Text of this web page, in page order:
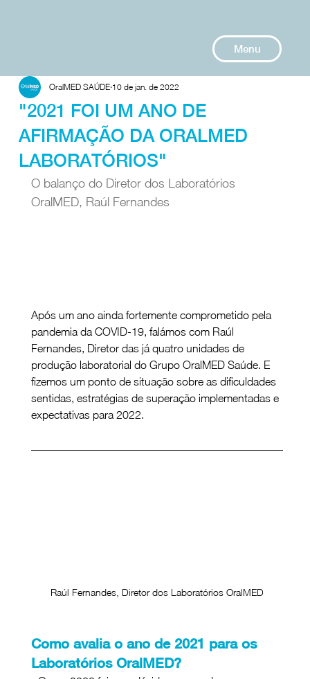
Menu
"2021 FOI UM ANO DE
AFIRMAÇÃO DA ORALMED
LABORATÓRIOS"
OralMED SAÚDE 10 de jan. de 2022
O balanço do Diretor dos Laboratórios
OralMED, Raúl Fernandes
Após um ano ainda fortemente comprometido pela
pandemia da COVID-19, falámos com Raúl
Fernandes, Diretor das já quatro unidades de
produção laboratorial do Grupo OralMED Saúde. E
fizemos um ponto de situação sobre as dificuldades
sentidas, estratégias de superação implementadas e
expectativas para 2022.
Raúl Fernandes, Diretor dos Laboratórios OralMED
Como avalia o ano de 2021 para os
Laboratórios OralMED?